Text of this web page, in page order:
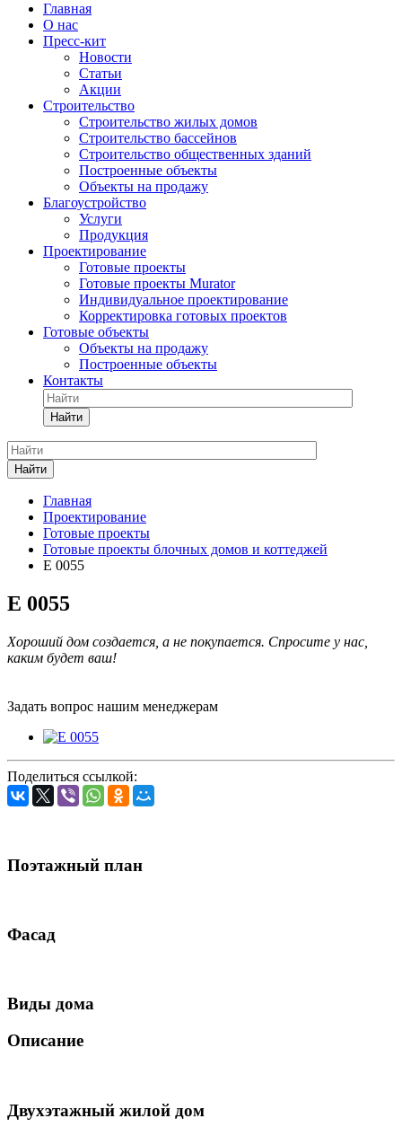
Главная
О нас
Пресс-кит
Новости
Статьи
Акции
Строительство
Строительство жилых домов
Строительство бассейнов
Строительство общественных зданий
Построенные объекты
Объекты на продажу
Благоустройство
Услуги
Продукция
Проектирование
Готовые проекты
Готовые проекты Murator
Индивидуальное проектирование
Корректировка готовых проектов
Готовые объекты
Объекты на продажу
Построенные объекты
Контакты
Найти
Найти
Главная
Проектирование
Готовые проекты
Готовые проекты блочных домов и коттеджей
Е 0055
Е 0055
Хороший дом создается, а не покупается. Спросите у нас,
каким будет ваш!
Задать вопрос нашим менеджерам
Поделиться ссылкой:
Поэтажный план
Фасад
Виды дома
Описание
Двухэтажный жилой дом